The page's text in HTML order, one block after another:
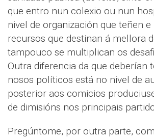
que entro nun colexio ou nun
nivel de organización que teñen e
recursos que destinan á mellora
tampouco se multiplican os
Outra diferencia da que deberían
nosos políticos está no nivel de
posterior aos comicios
de dimisións nos principais
Pregúntome, por outra parte,